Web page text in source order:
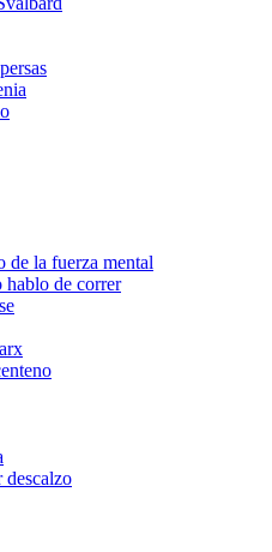
de la fuerza mental
hablo de correr
descalzo